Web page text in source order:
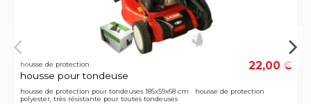
housse de protection
housse pour tondeuse
22,00 €
housse de protection pour tondeuses 185x59x68 cm housse de protection
polyester, très résistante pour toutes tondeuses